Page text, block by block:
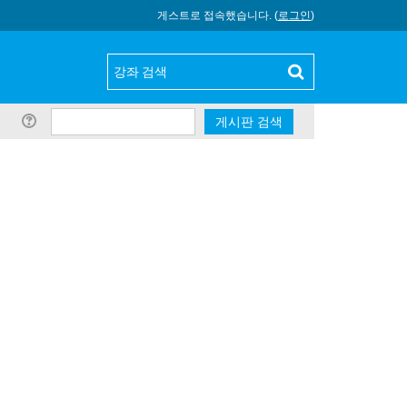
게스트로 접속했습니다. (로그인)